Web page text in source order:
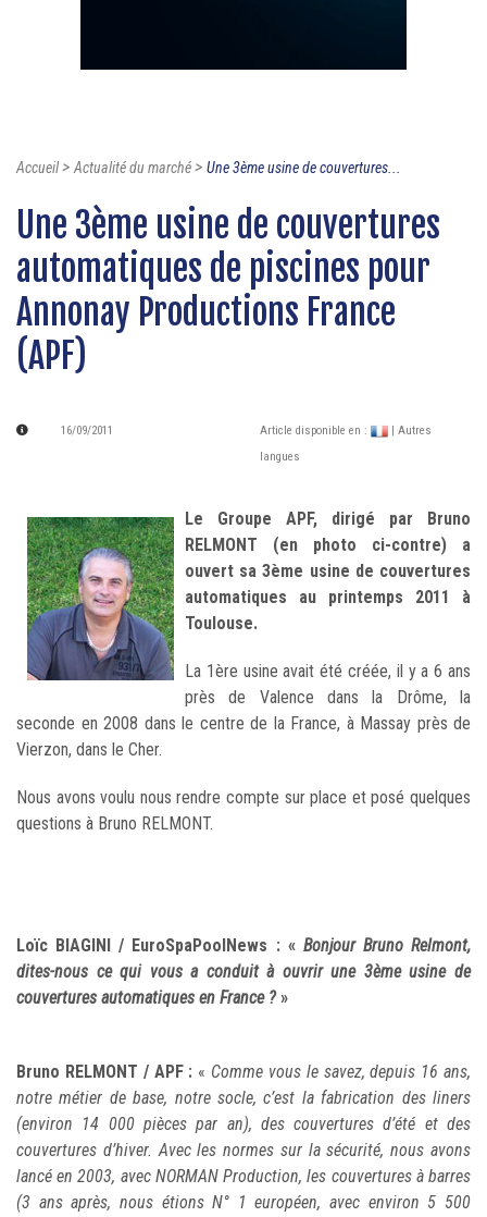
Accueil>Actualité du marché> Une 3ème usine de couvertures...
Une 3ème usine de couvertures
automatiques de piscines pour
Annonay Productions France
(APF)
16/09/2011 Article disponible en :
| Autres
langues
Le Groupe APF, dirigé par Bruno
RELMONT (en photo ci-contre) a
ouvert sa 3ème usine de couvertures
automatiques au printemps 2011 à
Toulouse.
La 1ère usine avait été créée, il y a 6 ans
près de Valence dans la Drôme, la
seconde en 2008 dans le centre de la France, à Massay près de
Vierzon, dans le Cher.
Nous avons voulu nous rendre compte sur place et posé quelques
questions à Bruno RELMONT.
Loïc BIAGINI / EuroSpaPoolNews : « Bonjour Bruno Relmont,
dites-nous ce qui vous a conduit à ouvrir une 3ème usine de
couvertures automatiques en France ? »
Bruno RELMONT / APF : « Comme vous le savez, depuis 16 ans,
notre métier de base, notre socle, c’est la fabrication des liners
(environ 14 000 pièces par an), des couvertures d’été et des
couvertures d’hiver. Avec les normes sur la sécurité, nous avons
lancé en 2003, avec NORMAN Production, les couvertures à barres
(3 ans après, nous étions N° 1 européen, avec environ 5 500